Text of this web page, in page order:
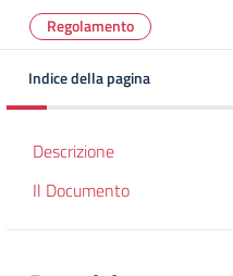
Regolamento
Indice della pagina
Descrizione
Il Documento